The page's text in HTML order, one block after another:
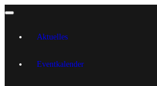
Aktuelles
Eventkalender